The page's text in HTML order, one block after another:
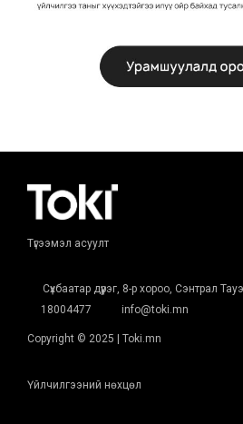
Түгээмэл асуулт
Сүхбаатар дүүрэг, 8-р хороо, Сэнтрал
18004477
info@toki.mn
Copyright © 2025 | Toki.mn
Үйлчилгээний нөхцөл